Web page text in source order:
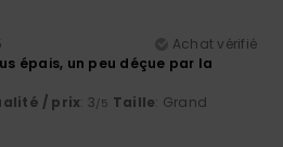
Achat vérifié
épais, un peu déçue par la
/ prix: 3/5 Taille: Grand